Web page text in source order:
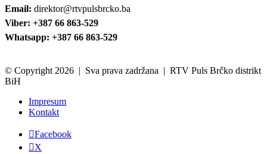
Email: direktor@rtvpulsbrcko.ba
Viber: +387 66 863-529
Whatsapp: +387 66 863-529
© Copyright 2026 | Sva prava zadržana | RTV Puls Brčko distrikt
BiH
Impresum
Kontakt
Facebook
X